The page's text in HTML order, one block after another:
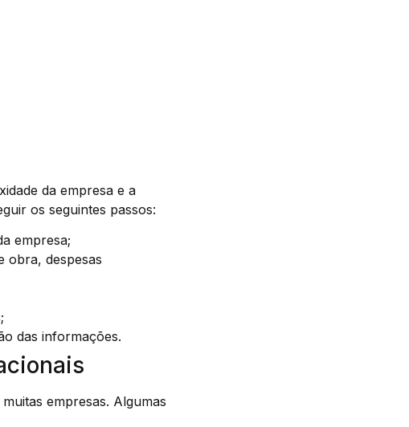
da empresa e a
os seguintes passos:
empresa;
obra, despesas
das informações.
empresas. Algumas